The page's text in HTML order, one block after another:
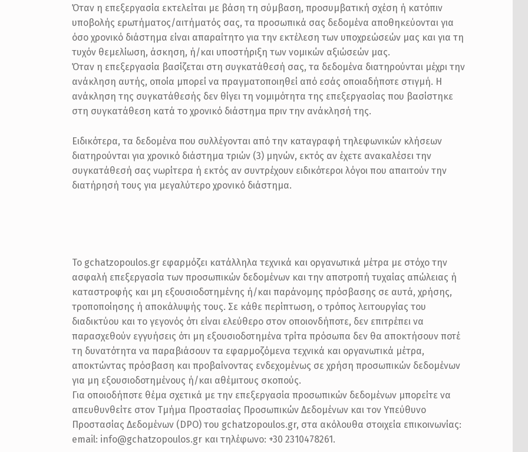
Όταν η επεξεργασία εκτελείται με βάση τη σύμβαση, προσυμβατική σχέση ή κατόπιν
υποβολής ερωτήματος/αιτήματός σας, τα προσωπικά σας δεδομένα αποθηκεύονται για
όσο χρονικό διάστημα είναι απαραίτητο για την εκτέλεση των υποχρεώσεών μας και για τη
τυχόν θεμελίωση, άσκηση, ή/και υποστήριξη των νομικών αξιώσεών μας.
Όταν η επεξεργασία βασίζεται στη συγκατάθεσή σας, τα δεδομένα διατηρούνται μέχρι την
ανάκληση αυτής, οποία μπορεί να πραγματοποιηθεί από εσάς οποιαδήποτε στιγμή. Η
ανάκληση της συγκατάθεσής δεν θίγει τη νομιμότητα της επεξεργασίας που βασίστηκε
στη συγκατάθεση κατά το χρονικό διάστημα πριν την ανάκλησή της.
Ειδικότερα, τα δεδομένα που συλλέγονται από την καταγραφή τηλεφωνικών κλήσεων
διατηρούνται για χρονικό διάστημα τριών (3) μηνών, εκτός αν έχετε ανακαλέσει την
συγκατάθεσή σας νωρίτερα ή εκτός αν συντρέχουν ειδικότεροι λόγοι που απαιτούν την
διατήρησή τους για μεγαλύτερο χρονικό διάστημα.
Το gchatzopoulos.gr εφαρμόζει κατάλληλα τεχνικά και οργανωτικά μέτρα με στόχο την
ασφαλή επεξεργασία των προσωπικών δεδομένων και την αποτροπή τυχαίας απώλειας ή
καταστροφής και μη εξουσιοδοτημένης ή/και παράνομης πρόσβασης σε αυτά, χρήσης,
τροποποίησης ή αποκάλυψής τους. Σε κάθε περίπτωση, ο τρόπος λειτουργίας του
διαδικτύου και το γεγονός ότι είναι ελεύθερο στον οποιονδήποτε, δεν επιτρέπει να
παρασχεθούν εγγυήσεις ότι μη εξουσιοδοτημένα τρίτα πρόσωπα δεν θα αποκτήσουν ποτέ
τη δυνατότητα να παραβιάσουν τα εφαρμοζόμενα τεχνικά και οργανωτικά μέτρα,
αποκτώντας πρόσβαση και προβαίνοντας ενδεχομένως σε χρήση προσωπικών δεδομένων
για μη εξουσιοδοτημένους ή/και αθέμιτους σκοπούς.
Για οποιοδήποτε θέμα σχετικά με την επεξεργασία προσωπικών δεδομένων μπορείτε να
απευθυνθείτε στον Τμήμα Προστασίας Προσωπικών Δεδομένων και τον Υπεύθυνο
Προστασίας Δεδομένων (DPO) του gchatzopoulos.gr, στα ακόλουθα στοιχεία επικοινωνίας:
email: info@gchatzopoulos.gr και τηλέφωνο: +30 2310478261.